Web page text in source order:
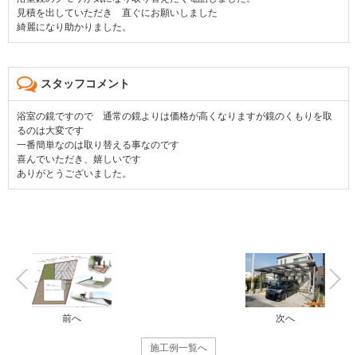
見積を出していただき 直ぐにお願いしました
綺麗になり助かりました。
スタッフコメント
浴室の鏡ですので 通常の鏡よりは価格が高くなりますが鏡のくもりを取
るのは大変です
一番簡単なのは取り替える事なのです
喜んでいただき、嬉しいです
ありがとうございました。
施工例一覧へ
前へ 次へ